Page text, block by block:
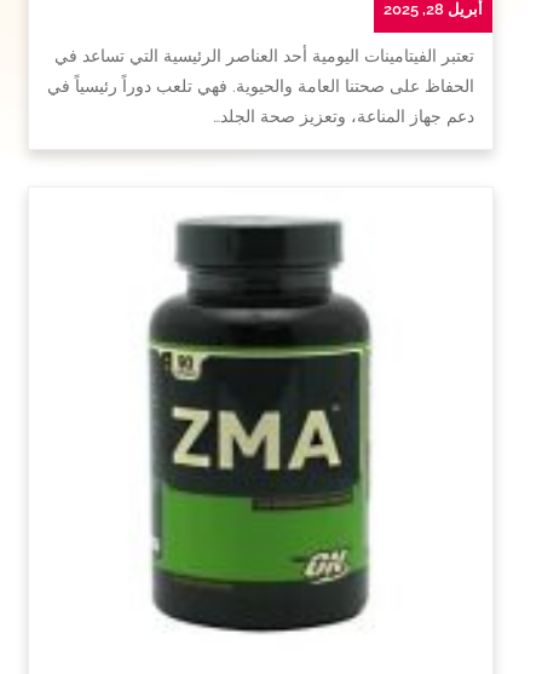
أبريل 28, 2025
تعتبر الفيتامينات اليومية أحد العناصر الرئيسية التي تساعد في
الحفاظ على صحتنا العامة والحيوية. فهي تلعب دوراً رئيسياً في
دعم جهاز المناعة، وتعزيز صحة الجلد…